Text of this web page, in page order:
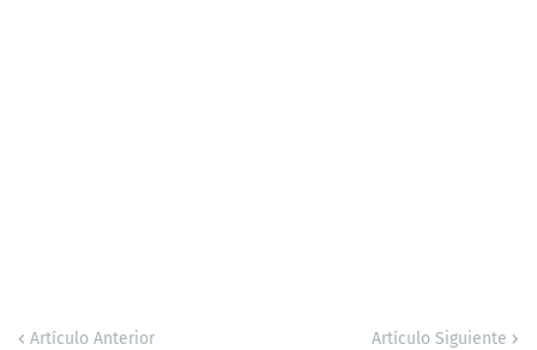
Artículo Anterior Artículo Siguiente